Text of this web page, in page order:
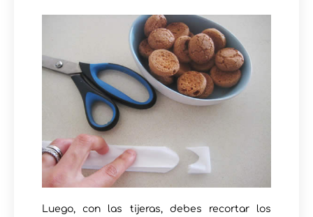
Luego, con las tijeras, debes recortar los